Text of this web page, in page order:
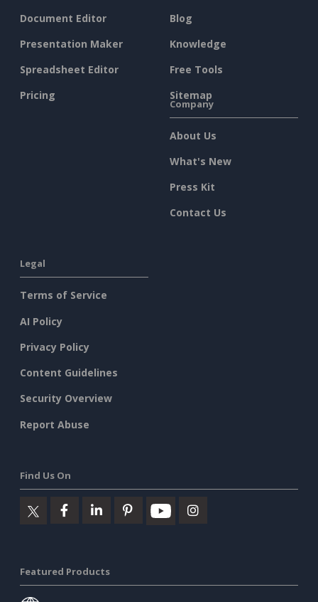
Document Editor
Presentation Maker
Spreadsheet Editor
Pricing
Blog
Knowledge
Free Tools
Sitemap
Company
About Us
What's New
Press Kit
Contact Us
Legal
Terms of Service
AI Policy
Privacy Policy
Content Guidelines
Security Overview
Report Abuse
Find Us On
Featured Products